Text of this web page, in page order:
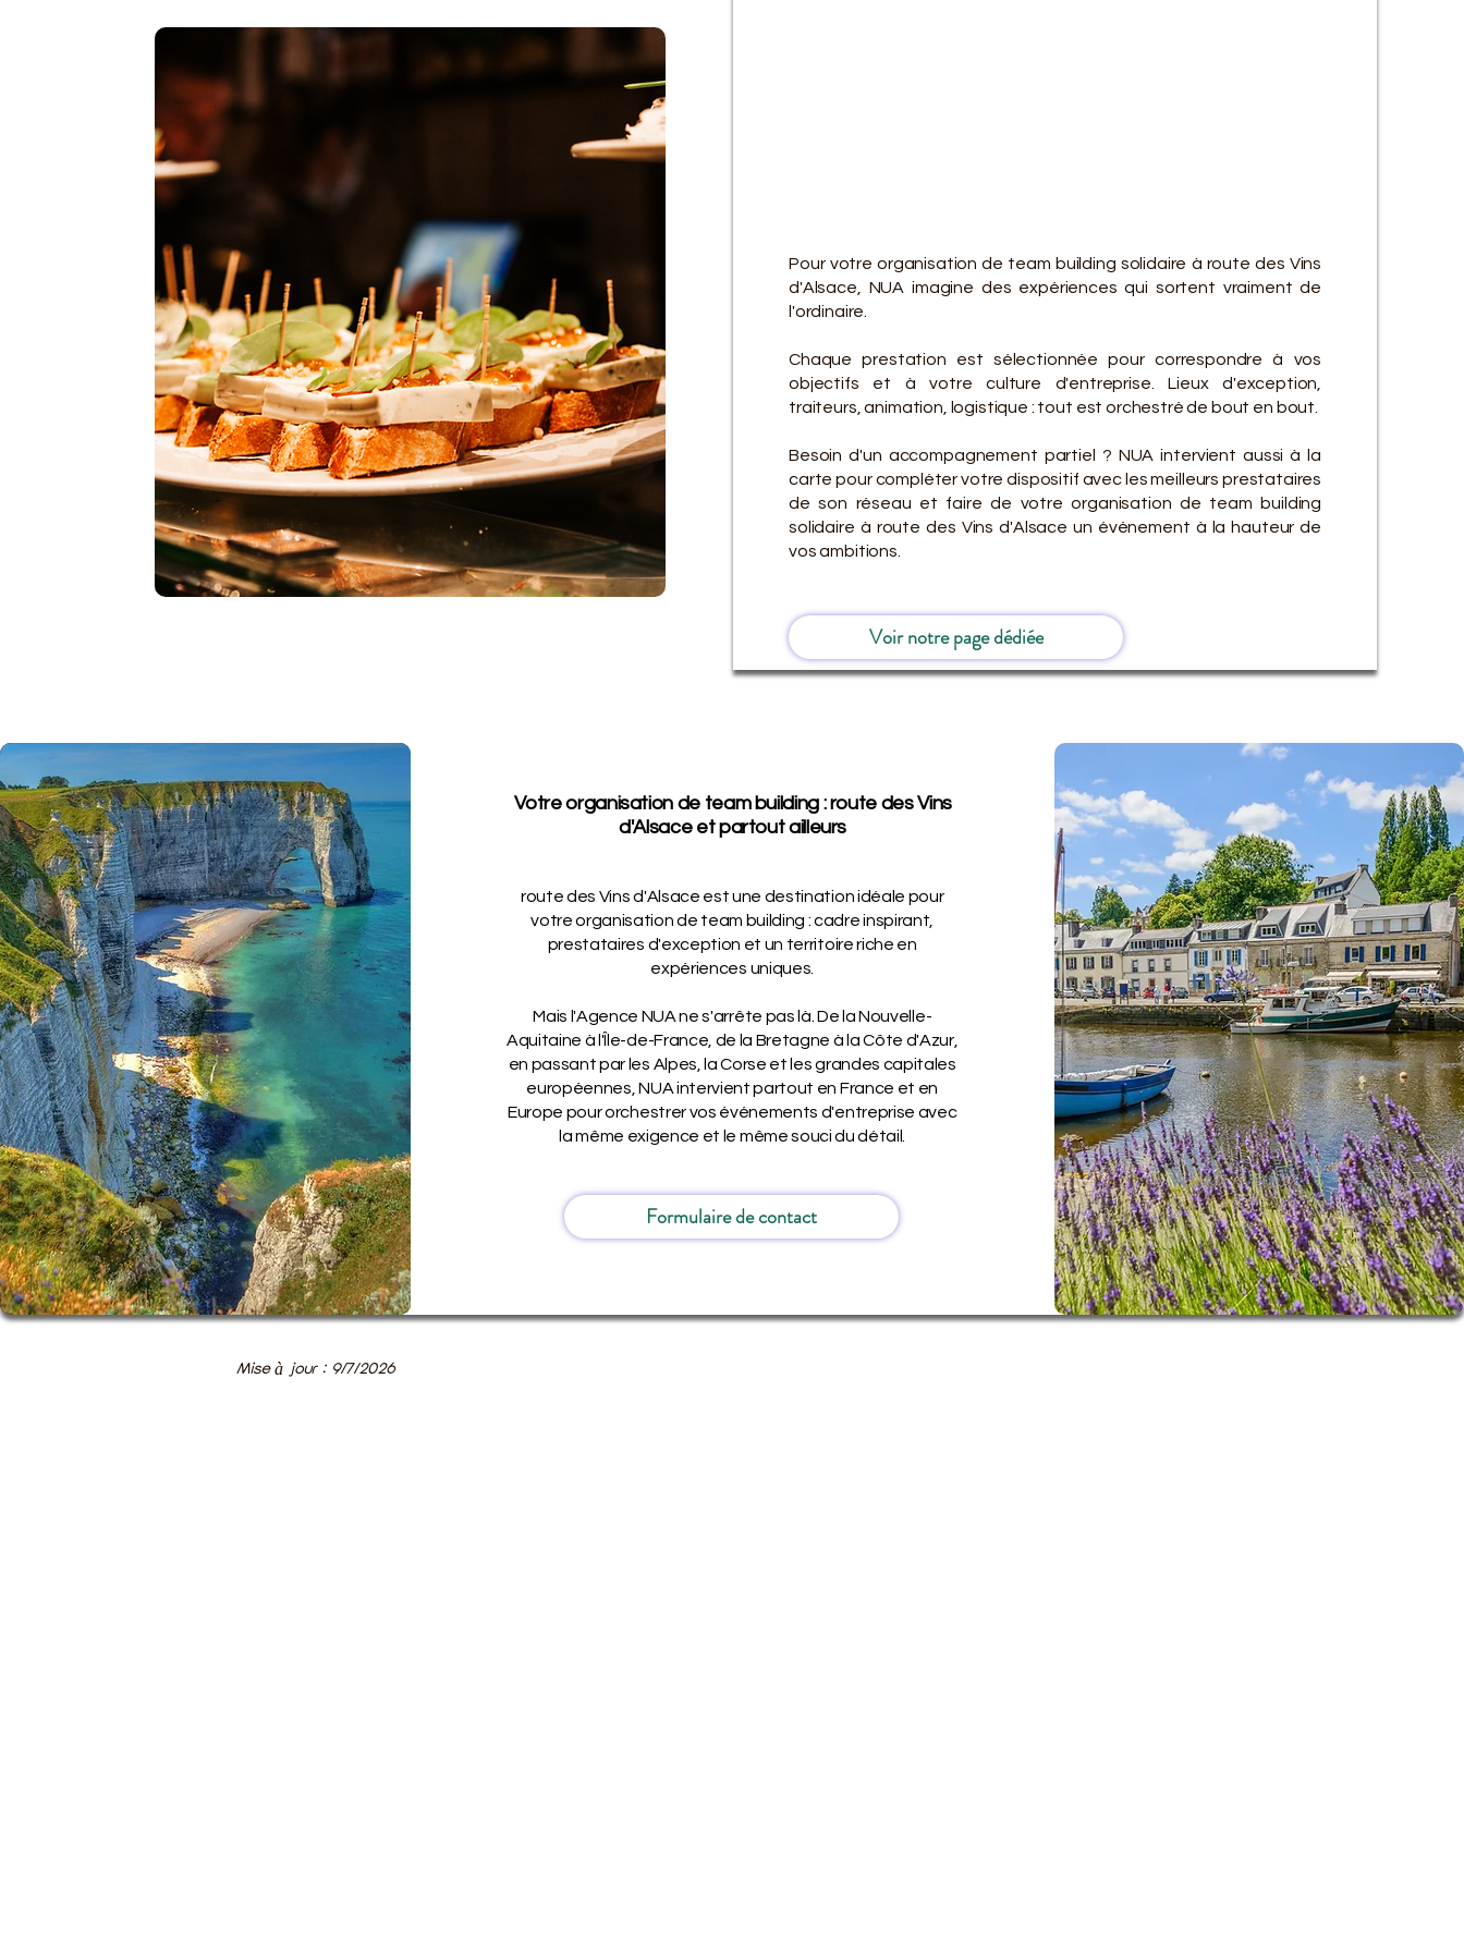
DES
DES
Pour votre organisation de team building solidaire à route des Vins
d'Alsace, NUA imagine des expériences qui sortent vraiment de
l'ordinaire.
Chaque prestation est sélectionnée pour correspondre à vos
objectifs et à votre culture d'entreprise. Lieux d'exception,
traiteurs, animation, logistique : tout est orchestré de bout en bout.
Besoin d'un accompagnement partiel ? NUA intervient aussi à la
carte pour compléter votre dispositif avec les meilleurs prestataires
de son réseau et faire de votre organisation de team building
solidaire à route des Vins d'Alsace un événement à la hauteur de
vos ambitions.
Voir notre page dédiée
Votre organisation de team building : route des Vins
d'Alsace et partout ailleurs
route des Vins d'Alsace est une destination idéale pour
votre organisation de team building : cadre inspirant,
prestataires d'exception et un territoire riche en
expériences uniques.
Mais l'Agence NUA ne s'arrête pas là. De la Nouvelle-
Aquitaine à l'Île-de-France, de la Bretagne à la Côte d'Azur,
en passant par les Alpes, la Corse et les grandes capitales
européennes, NUA intervient partout en France et en
Europe pour orchestrer vos événements d'entreprise avec
la même exigence et le même souci du détail.
Formulaire de contact
Mise à jour : 9/7/2026